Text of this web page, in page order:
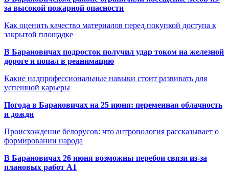
за высокой пожарной опасности
Как оценить качество материалов перед покупкой доступа к
закрытой площадке
В Барановичах подросток получил удар током на железной
дороге и попал в реанимацию
Какие надпрофессиональные навыки стоит развивать для
успешной карьеры
Погода в Барановичах на 25 июня: переменная облачность
и дожди
Происхождение белорусов: что антропология рассказывает о
формировании народа
В Барановичах 26 июня возможны перебои связи из-за
плановых работ A1